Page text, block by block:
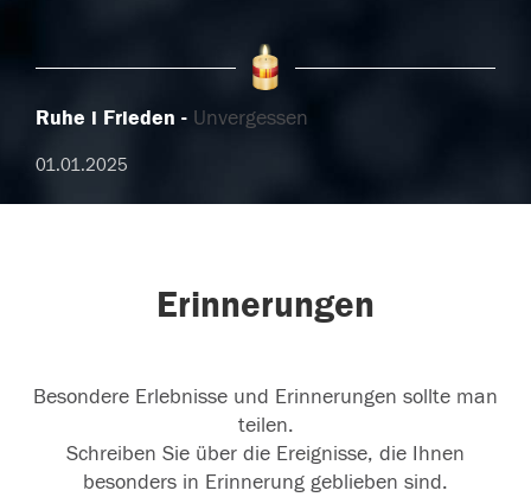
Ruhe i Frieden Unvergessen
01.01.2025
Erinnerungen
Besondere Erlebnisse und Erinnerungen sollte man
teilen.
Schreiben Sie über die Ereignisse, die Ihnen
besonders in Erinnerung geblieben sind.